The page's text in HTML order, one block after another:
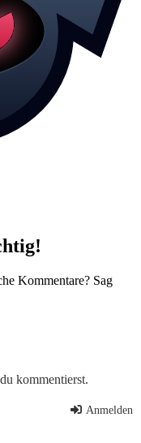
Kommentare? Sag
kommentierst.
Anmelden